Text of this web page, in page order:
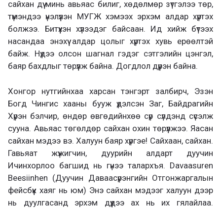
сайхан дүү минь авьяас билиг, хөдөлмөр зүтгэлээ төр,
түмэндээ үнэлүүлэн МУГЖ хэмээх эрхэм алдар хүртэх
болжээ. Битүүхэн хүлээдэг байсаан. Ид хийж бүтээх
насандаа энэхүү алдар цолыг хүртэх хувь eрөөлтэй
байж. Нүдээ олсон шагнал гэдэг сэтгэлийн цэнгэл,
баяр бахдлыг төрүүлж байна. Догдлол дүүрэн байна.
Хонгор нутгийнхаа харсан тэнгэрт залбирч, Эзэн
Богд Чингис хааны бууж үдэлсэн Заг, Байдрагийн
Хүрэн бэлчир, өндөр өвгөдийнхөө сүр сүлдэнд сүсэлж
сууна. Авьяас төгөлдөр сайхан охин төрүүлжээ. Яасан
сайхан мэдээ вэ. Халуун баяр хүргэe! Сайхаан, сайхан.
Гавьяат жүжигчин, дуурийн алдарт дуучин
Ичинхорлоо багшид нь гүнээ талархъя. Davaasuren
Beesiinhen (Дуучин Даваасүрэнгийн Отгонжаргалын
фейсбүүк хаяг нь юм) Энэ сайхан мэдээг халуун дээр
нь дуулгасанд эрхэм дүүдээ ах нь их гялайлаа.